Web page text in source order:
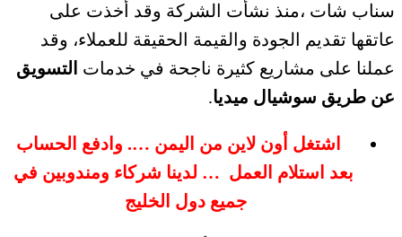
سناب شات ،منذ نشأت الشركة وقد أخذت على
عاتقها تقديم الجودة والقيمة الحقيقة للعملاء، وقد
عملنا على مشاريع كثيرة ناجحة في خدمات التسويق
عن طريق سوشيال ميديا.
اشتغل أون لاين من اليمن …. وادفع الحساب
بعد استلام العمل … لدينا شركاء ومندوبين في
جميع دول الخليج